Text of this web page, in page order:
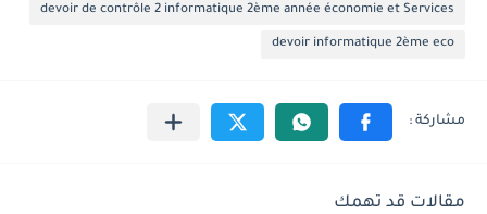
devoir de contrôle 2 informatique 2ème année économie et Services
devoir informatique 2ème eco
مقالات قد تهمك